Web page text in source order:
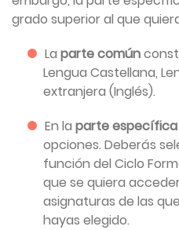
grado superior al que
La parte común
Lengua Castellana,
extranjera (Inglés).
En la parte específica
opciones. Deberás
función del Ciclo
que se quiera
asignaturas de las
hayas elegido.